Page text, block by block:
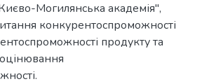
Могилянська академія",
конкурентоспроможності
продукту та